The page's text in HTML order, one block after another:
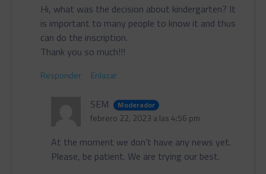
Hi, what was the decision about kindergarten? It
is important to many people to know it and thus
can do the inscription.
Thank you so much!!!
Responder Enlazar
SEM Moderador
febrero 22, 2023 a las 4:56 pm
At the moment we don’t have any news yet.
Please, be patient. We are trying our best.